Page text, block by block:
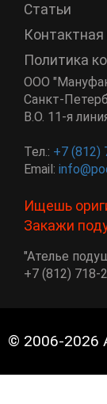
Статьи
Политика
ООО
Санкт-
В.О. 11-я
Тел.: +7 (812)
Email:
Ищешь
Закажи
"Ателье
+7 (812) 718-
© 2006-2026